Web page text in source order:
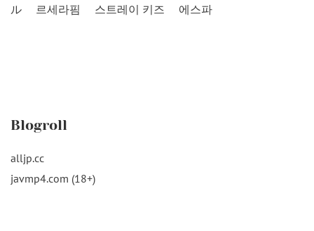
ル
르세라핌 스트레이 키즈 에스파
Blogroll
alljp.cc
javmp4.com (18+)